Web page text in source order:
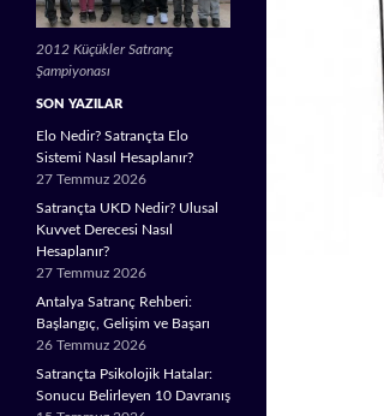
2012 Küçükler Satranç
Şampiyonası
SON YAZILAR
Elo Nedir? Satrançta Elo
Sistemi Nasıl Hesaplanır?
27 Temmuz 2026
Satrançta UKD Nedir? Ulusal
Kuvvet Derecesi Nasıl
Hesaplanır?
27 Temmuz 2026
Antalya Satranç Rehberi:
Başlangıç, Gelişim ve Başarı
26 Temmuz 2026
Satrançta Psikolojik Hatalar:
Sonucu Belirleyen 10 Davranış